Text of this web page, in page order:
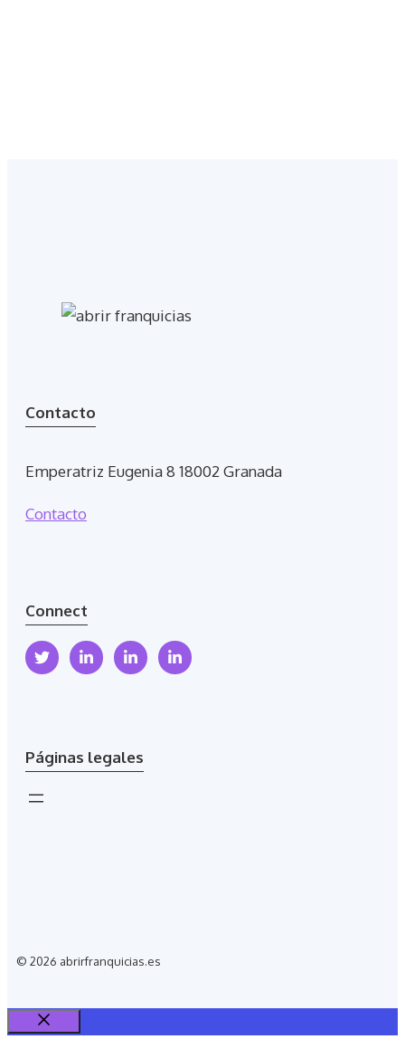
Contacto
Emperatriz Eugenia 8 18002 Granada
Contacto
Connect
Páginas legales
© 2026 abrirfranquicias.es